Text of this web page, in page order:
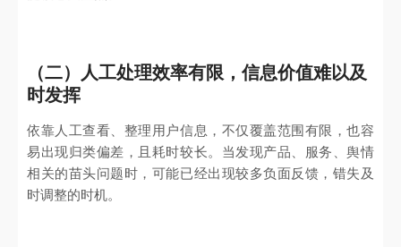
（二）人工处理效率有限，信息价值难以及
时发挥
依靠人工查看、整理用户信息，不仅覆盖范围有限，也容
易出现归类偏差，且耗时较长。当发现产品、服务、舆情
相关的苗头问题时，可能已经出现较多负面反馈，错失及
时调整的时机。